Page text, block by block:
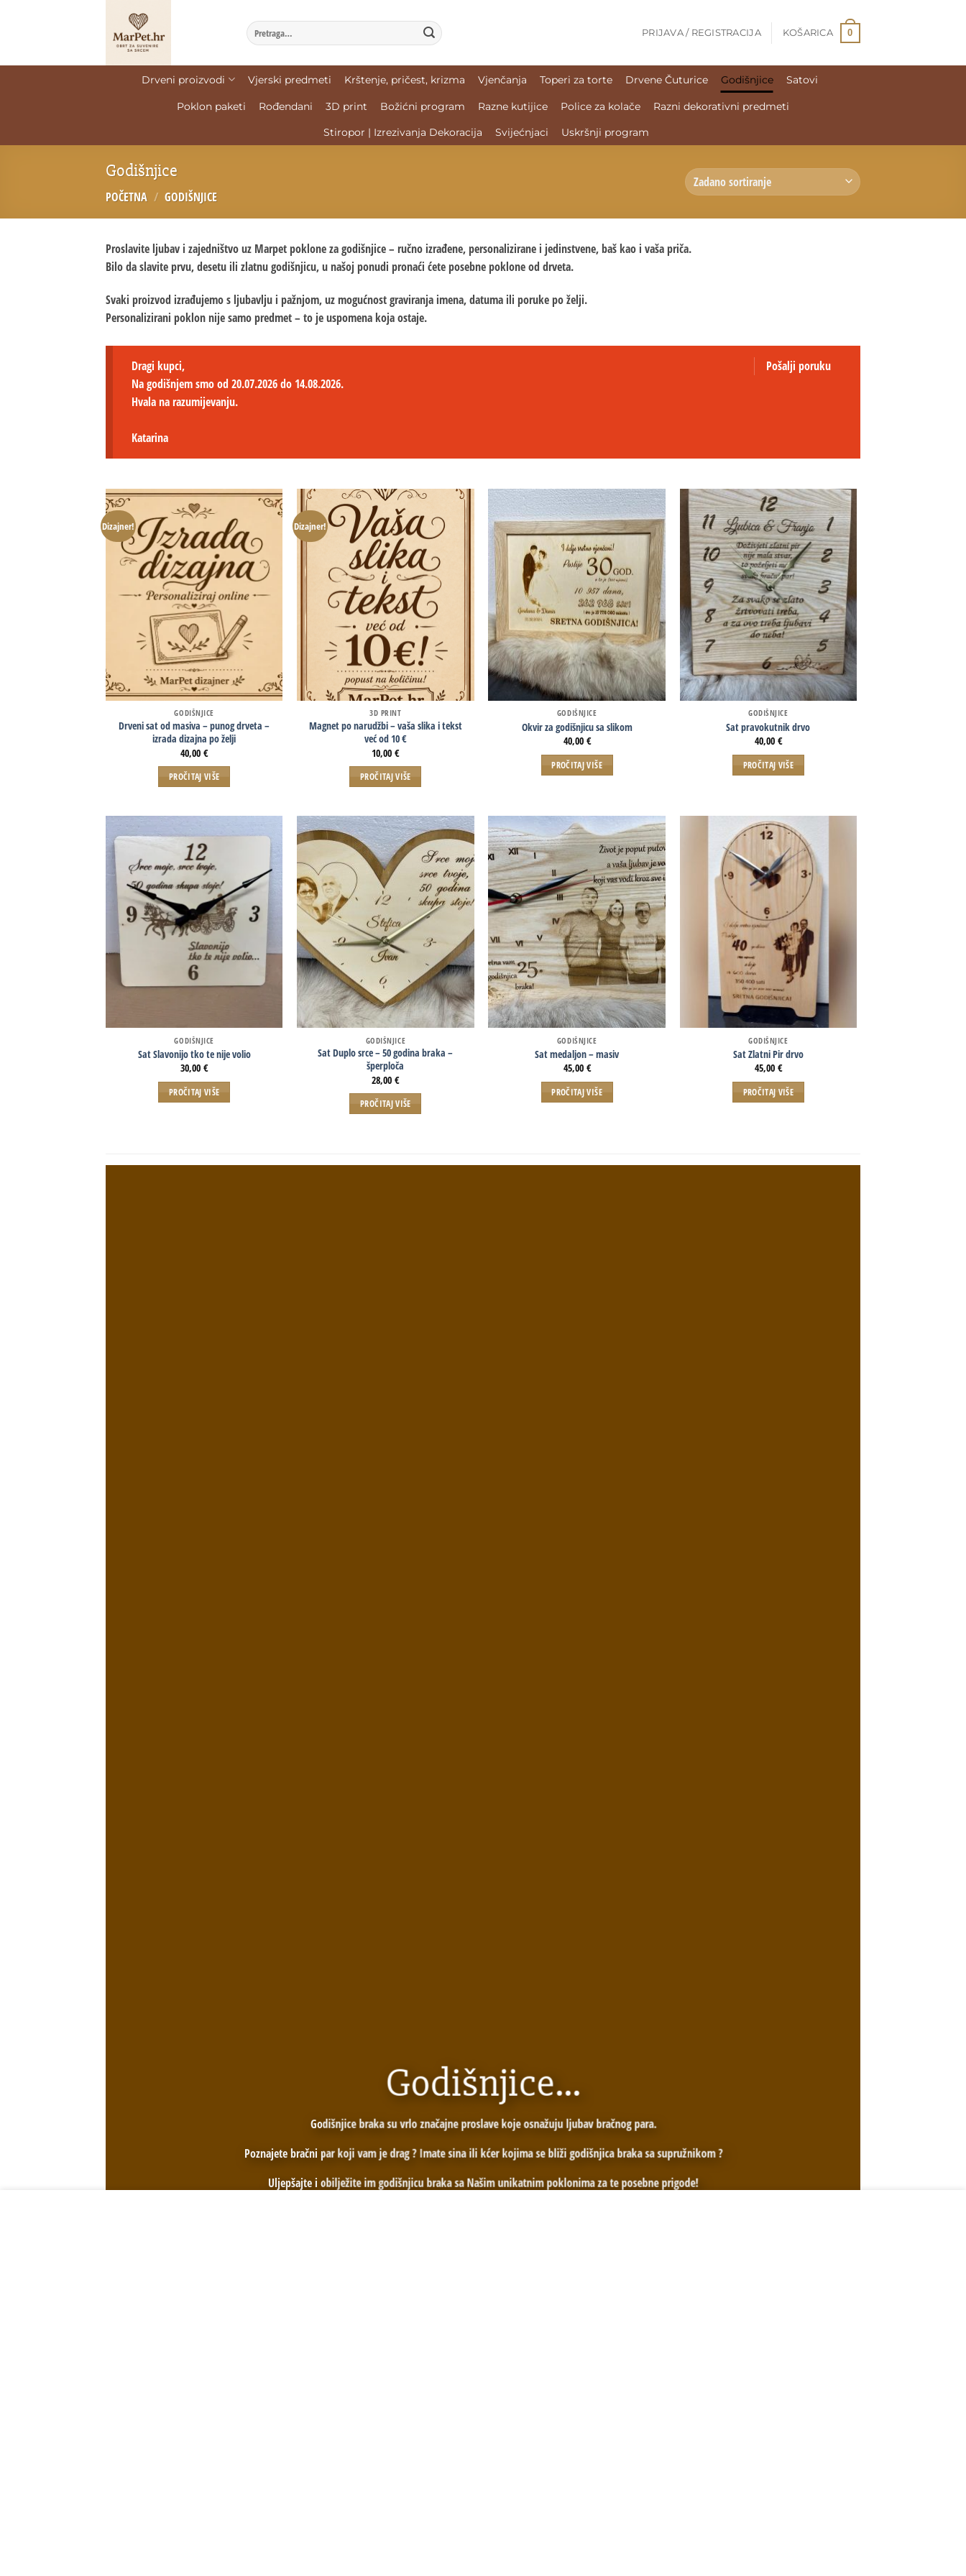
PRIJAVA / REGISTRACIJA KOŠARICA 0
Drveni proizvodi Vjerski predmeti Krštenje, pričest, krizma Vjenčanja Toperi za torte Drvene Čuturice Godišnjice Satovi
Poklon paketi Rođendani 3D print Božićni program Razne kutijice Police za kolače
Razni dekorativni predmeti
Stiropor | Izrezivanja Dekoracija
Svijećnjaci Uskršnji program
Godišnjice
POČETNA / GODIŠNJICE
Proslavite ljubav i zajedništvo uz Marpet poklone za godišnjice – ručno izrađene, personalizirane i jedinstvene, baš kao i vaša priča.
Bilo da slavite prvu, desetu ili zlatnu godišnjicu, u našoj ponudi pronaći ćete posebne poklone od drveta.
Svaki proizvod izrađujemo s ljubavlju i pažnjom, uz mogućnost graviranja imena, datuma ili poruke po želji.
Personalizirani poklon nije samo predmet – to je uspomena koja ostaje.
Pošalji poruku
Dragi kupci,
Na godišnjem smo od 20.07.2026 do 14.08.2026.
Hvala na razumijevanju.
Katarina
Dizajner!
GODIŠNJICE
Drveni sat od masiva – punog drveta –
izrada dizajna po želji
40,00€
PROČITAJ VIŠE
Dizajner!
3D PRINT
Magnet po narudžbi – vaša slika i tekst
već od 10 €
10,00€
PROČITAJ VIŠE
GODIŠNJICE
Okvir za godišnjicu sa slikom
40,00 €
PROČITAJ VIŠE
GODIŠNJICE
Sat pravokutnik drvo
40,00 €
PROČITAJ VIŠE
GODIŠNJICE
Sat Slavonijo tko te nije volio
30,00€
PROČITAJ VIŠE
GODIŠNJICE
Sat Duplo srce – 50 godina braka –
šperploča
28,00€
PROČITAJ VIŠE
GODIŠNJICE
Sat medaljon – masiv
45,00 €
PROČITAJ VIŠE
GODIŠNJICE
Sat Zlatni Pir drvo
45,00 €
PROČITAJ VIŠE
Godišnjice...
Godišnjice braka su vrlo značajne proslave koje osnažuju ljubav bračnog para.
Poznajete bračni par koji vam je drag ? Imate sina ili kćer kojima se bliži godišnjica braka sa supružnikom ?
Uljepšajte i obilježite im godišnjicu braka sa Našim unikatnim poklonima za te posebne prigode!